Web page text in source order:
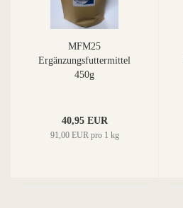
MFM25
Ergänzungsfuttermittel
450g
40,95 EUR
91,00 EUR pro 1 kg